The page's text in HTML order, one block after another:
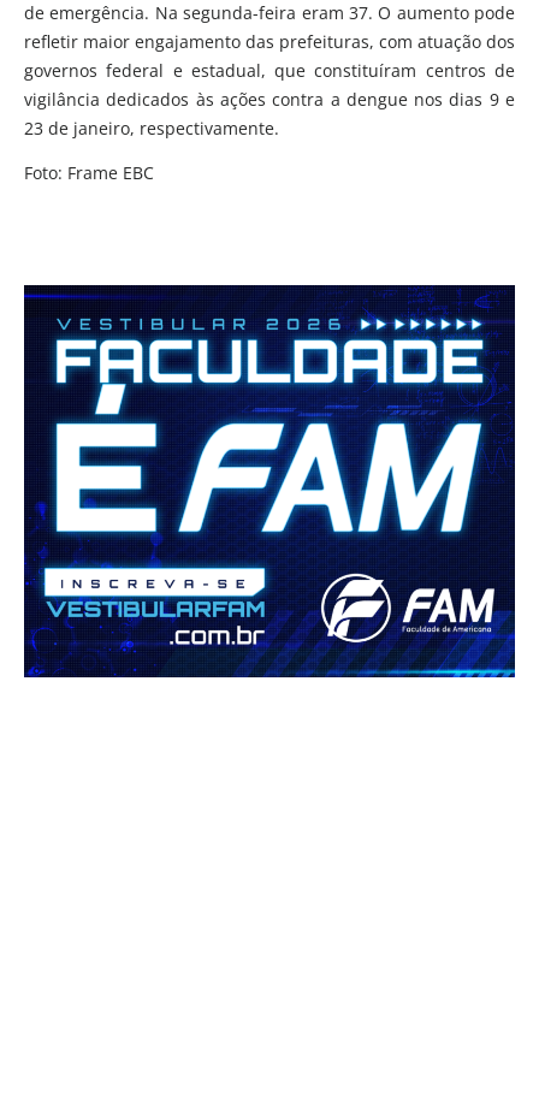
de emergência. Na segunda-feira eram 37. O aumento pode
refletir maior engajamento das prefeituras, com atuação dos
governos federal e estadual, que constituíram centros de
vigilância dedicados às ações contra a dengue nos dias 9 e
23 de janeiro, respectivamente.
Foto: Frame EBC